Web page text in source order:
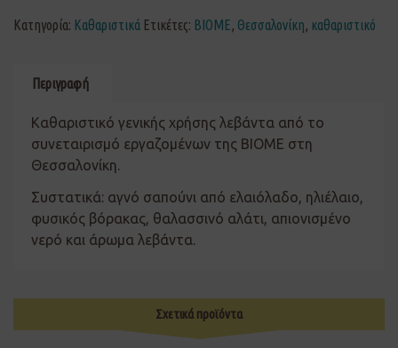
Κατηγορία: Καθαριστικά Ετικέτες: ΒΙΟΜΕ, Θεσσαλονίκη, καθαριστικό
Περιγραφή
Καθαριστικό γενικής χρήσης λεβάντα από το
συνεταιρισμό εργαζομένων της ΒΙΟΜΕ στη
Θεσσαλονίκη.
Συστατικά: αγνό σαπούνι από ελαιόλαδο, ηλιέλαιο,
φυσικός βόρακας, θαλασσινό αλάτι, απιονισμένο
νερό και άρωμα λεβάντα.
Σχετικά προϊόντα